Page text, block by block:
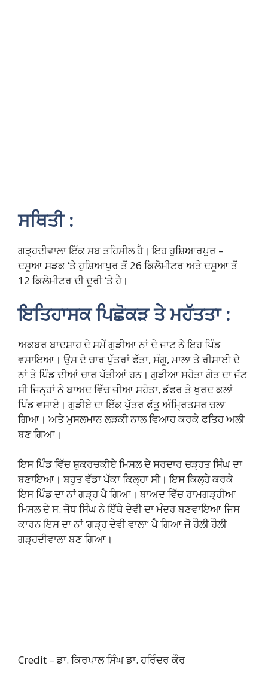
ਸਥਿਤੀ :
ਗੜ੍ਹਦੀਵਾਲਾ ਇੱਕ ਸਬ ਤਹਿਸੀਲ ਹੈ। ਇਹ ਹੁਸ਼ਿਆਰਪੁਰ –
ਦਸੂਆ ਸੜਕ ‘ਤੇ ਹੁਸ਼ਿਆਪੁਰ ਤੋਂ 26 ਕਿਲੋਮੀਟਰ ਅਤੇ ਦਸੂਆ ਤੋਂ
12 ਕਿਲੋਮੀਟਰ ਦੀ ਦੂਰੀ ‘ਤੇ ਹੈ।
ਇਤਿਹਾਸਕ ਪਿਛੋਕੜ ਤੇ ਮਹੱਤਤਾ :
ਅਕਬਰ ਬਾਦਸ਼ਾਹ ਦੇ ਸਮੇਂ ਗੁੜੀਆ ਨਾਂ ਦੇ ਜਾਟ ਨੇ ਇਹ ਪਿੰਡ
ਵਸਾਇਆ। ਉਸ ਦੇ ਚਾਰ ਪੁੱਤਰਾਂ ਫੱਤਾ, ਸੰਗੂ, ਮਾਲਾ ਤੇ ਰੀਸਾਈ ਦੇ
ਨਾਂ ਤੇ ਪਿੰਡ ਦੀਆਂ ਚਾਰ ਪੱਤੀਆਂ ਹਨ। ਗੁੜੀਆ ਸਹੋਤਾ ਗੋਤ ਦਾ ਜੱਟ
ਸੀ ਜਿਨ੍ਹਾਂ ਨੇ ਬਾਅਦ ਵਿੱਚ ਜੀਆ ਸਹੋਤਾ, ਡੱਫਰ ਤੇ ਖੁਰਦ ਕਲਾਂ
ਪਿੰਡ ਵਸਾਏ। ਗੁੜੀਏ ਦਾ ਇੱਕ ਪੁੱਤਰ ਫੱਤੂ ਅੰਮ੍ਰਿਤਸਰ ਚਲਾ
ਗਿਆ। ਅਤੇ ਮੁਸਲਮਾਨ ਲੜਕੀ ਨਾਲ ਵਿਆਹ ਕਰਕੇ ਫਤਿਹ ਅਲੀ
ਬਣ ਗਿਆ।
ਇਸ ਪਿੰਡ ਵਿੱਚ ਸ਼ੁਕਰਚਕੀਏ ਮਿਸਲ ਦੇ ਸਰਦਾਰ ਚੜ੍ਹਤ ਸਿੰਘ ਦਾ
ਬਣਾਇਆ। ਬਹੁਤ ਵੱਡਾ ਪੱਕਾ ਕਿਲ੍ਹਾ ਸੀ। ਇਸ ਕਿਲ੍ਹੇ ਕਰਕੇ
ਇਸ ਪਿੰਡ ਦਾ ਨਾਂ ਗੜ੍ਹ ਪੈ ਗਿਆ। ਬਾਅਦ ਵਿੱਚ ਰਾਮਗੜ੍ਹੀਆ
ਮਿਸਲ ਦੇ ਸ. ਜੋਧ ਸਿੰਘ ਨੇ ਇੱਥੇ ਦੇਵੀ ਦਾ ਮੰਦਰ ਬਣਵਾਇਆ ਜਿਸ
ਕਾਰਨ ਇਸ ਦਾ ਨਾਂ ‘ਗੜ੍ਹ ਦੇਵੀ ਵਾਲਾ’ ਪੈ ਗਿਆ ਜੋ ਹੌਲੀ ਹੌਲੀ
ਗੜ੍ਹਦੀਵਾਲਾ ਬਣ ਗਿਆ।
Credit – ਡਾ. ਕਿਰਪਾਲ ਸਿੰਘ ਡਾ. ਹਰਿੰਦਰ ਕੌਰ